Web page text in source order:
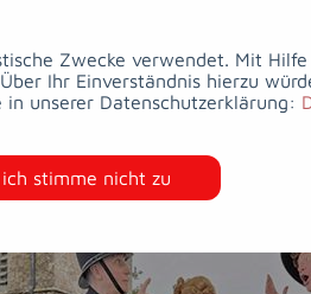
TRINKEN
Zwecke verwendet. Mit
Ihr Einverständnis hierzu
unserer Datenschutzerklärung:
stimme nicht zu